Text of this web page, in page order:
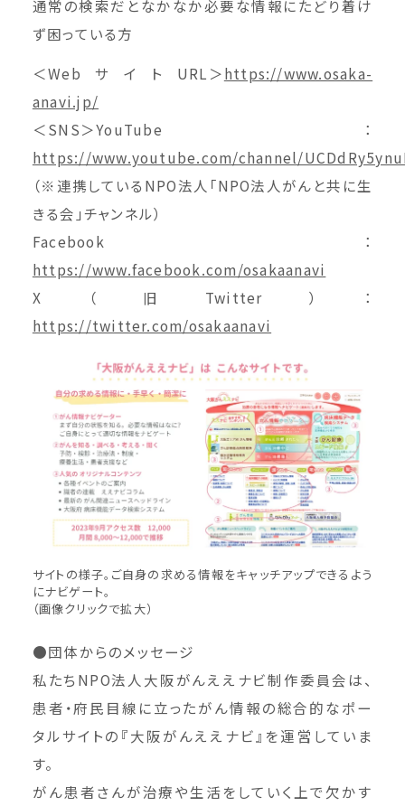
通常の検索だとなかなか必要な情報にたどり着け
ず困っている方
＜WebサイトURL＞https://www.osaka-
anavi.jp/
＜SNS＞YouTube：
https://www.youtube.com/channel/
（※連携しているNPO法人「NPO法人がんと共に生
きる会」チャンネル）
Facebook：
https://www.facebook.com/osakaanavi
X（旧Twitter）：
https://twitter.com/osakaanavi
サイトの様子。ご自身の求める情報をキャッチアップできるよう
にナビゲート。
（画像クリックで拡大）
●団体からのメッセージ
私たちNPO法人大阪がんええナビ制作委員会は、
患者・府民目線に立ったがん情報の総合的なポー
タルサイトの『大阪がんええナビ』を運営していま
す。
がん患者さんが治療や生活をしていく上で欠かす